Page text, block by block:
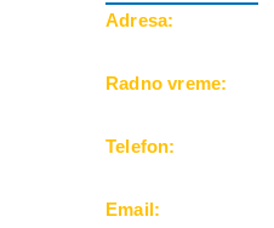
Adresa:
Radno vreme:
Telefon:
Email: